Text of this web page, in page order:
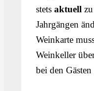
stetsaktuell
Jahrgängen
Weinkarte
Weinkeller
bei den